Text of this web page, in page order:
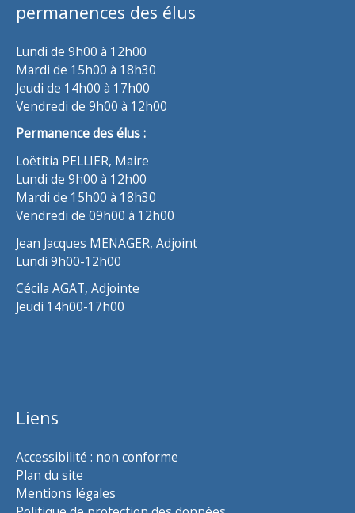
permanences des élus
Lundi de 9h00 à 12h00
Mardi de 15h00 à 18h30
Jeudi de 14h00 à 17h00
Vendredi de 9h00 à 12h00
Permanence des élus :
Loëtitia PELLIER, Maire
Lundi de 9h00 à 12h00
Mardi de 15h00 à 18h30
Vendredi de 09h00 à 12h00
Jean Jacques MENAGER, Adjoint
Lundi 9h00-12h00
Cécila AGAT, Adjointe
Jeudi 14h00-17h00
Liens
Accessibilité : non conforme
Plan du site
Mentions légales